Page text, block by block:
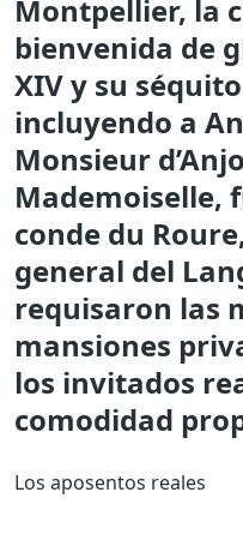
Montpellier, la
bienvenida de
XIV y su
incluyendo a
Monsieur
Mademoiselle,
conde du
general del
requisaron las
mansiones
los invitados
comodidad
Los aposentos reales